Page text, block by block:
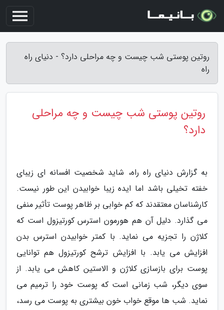
روتین پوستی شب چیست و چه مراحلی دارد؟ - دنیای راه
راه
روتین پوستی شب چیست و چه مراحلی
دارد؟
به گزارش دنیای راه راه، شاید شخصیت افسانه ای زیبای
خفته تخیلی باشد اما ایده زیبا خوابیدن این طور نیست.
کارشناسان معتقدند که کم خوابی بر ظاهر پوست تأثیر منفی
می گذارد. دلیل آن هم هورمون استرس کورتیزول است که
کلاژن را تجزیه می نماید. با کمتر خوابیدن استرس بدن
افزایش می یابد. با افزایش ترشح کورتیزول هم توانایی
پوست برای بازسازی کلاژن و الاستین کاهش می یابد. از
سوی دیگر، شب زمانی است که پوست خود را ترمیم می
نماید. شب ها موقع خواب خون بیشتری به پوست می رسد،